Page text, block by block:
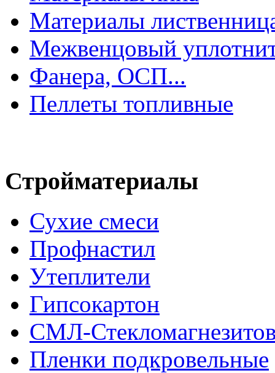
Материалы
Межвенцовый
Фанера, ОСП...
Пеллеты топливные
Стройматериалы
Сухие смеси
Профнастил
Утеплители
Гипсокартон
СМЛ-
Пленки подкровельные